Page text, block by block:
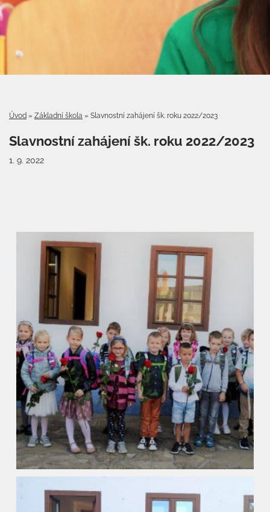
Úvod » Základní škola » Slavnostní zahájení šk. roku 2022/2023
Slavnostní zahájení šk. roku 2022/2023
1. 9. 2022